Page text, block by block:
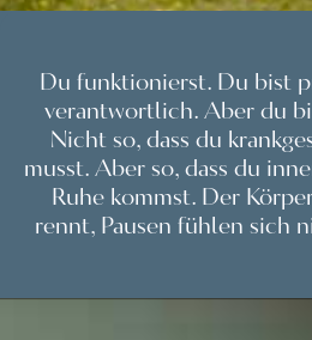
Du funktionierst. Du bist
verantwortlich. Aber du
Nicht so, dass du
musst. Aber so, dass du
Ruhe kommst. Der
rennt, Pausen fühlen sich